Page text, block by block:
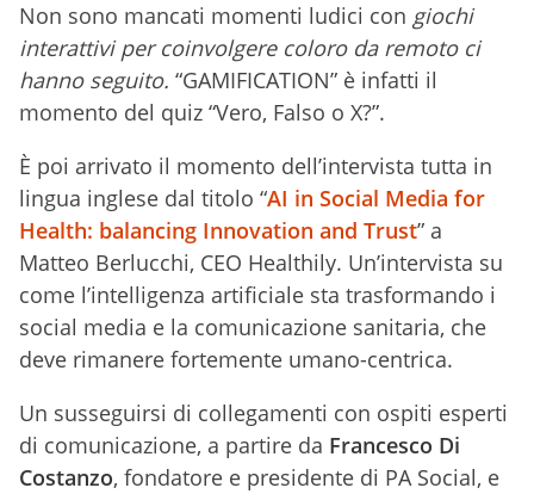
Non sono mancati momenti ludici con giochi
interattivi per coinvolgere coloro da remoto ci
hanno seguito. “GAMIFICATION” è infatti il
momento del quiz “Vero, Falso o X?”.
È poi arrivato il momento dell’intervista tutta in
lingua inglese dal titolo “AI in Social Media for
Health: balancing Innovation and Trust” a
Matteo Berlucchi, CEO Healthily. Un’intervista su
come l’intelligenza artificiale sta trasformando i
social media e la comunicazione sanitaria, che
deve rimanere fortemente umano-centrica.
Un susseguirsi di collegamenti con ospiti esperti
di comunicazione, a partire da Francesco Di
Costanzo, fondatore e presidente di PA Social, e